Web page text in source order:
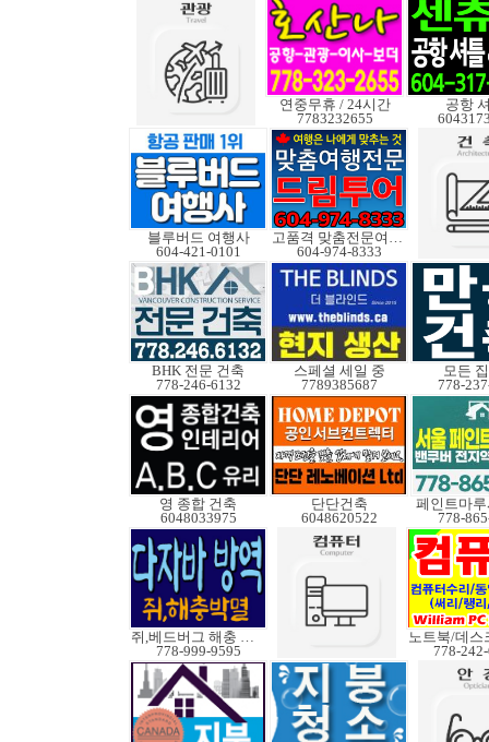
연중무휴 / 24시간
7783232655
공항
블루버드 여행사
604-421-0101
고품격 맞춤전문여행사
604-974-8333
BHK 전문 건축
778-246-6132
스페셜 세일 중
7789385687
모든
778-
영 종합 건축
6048033975
단단건축
6048620522
페인트마
778-
쥐,베드버그 해충 박멸
778-999-9595
778-